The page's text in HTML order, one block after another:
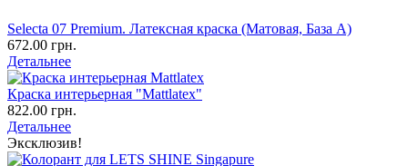
Selecta 07 Premium. Латексная краска (Матовая, База А)
672.00 грн.
Детальнее
Краска интерьерная "Mattlatex"
822.00 грн.
Детальнее
Эксклюзив!